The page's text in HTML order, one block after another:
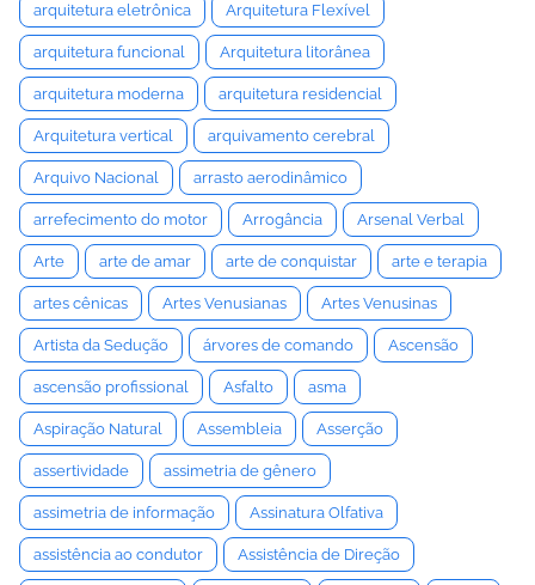
arquitetura eletrônica Arquitetura Flexível
arquitetura funcional Arquitetura litorânea
arquitetura moderna arquitetura residencial
Arquitetura vertical arquivamento cerebral
Arquivo Nacional arrasto aerodinâmico
arrefecimento do motor Arrogância Arsenal Verbal
Arte arte de amar arte de conquistar arte e terapia
artes cênicas Artes Venusianas Artes Venusinas
Artista da Sedução árvores de comando Ascensão
ascensão profissional Asfalto asma
Aspiração Natural Assembleia Asserção
assertividade assimetria de gênero
assimetria de informação Assinatura Olfativa
assistência ao condutor Assistência de Direção